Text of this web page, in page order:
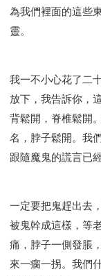
為我們裡面的這些
靈。
我一不小心花了二
放下，我告訴你，
背鬆開，脊椎鬆開
名，脖子鬆開。我
跟隨魔鬼的謊言已
一定要把鬼趕出去
被鬼幹成這樣，等
痛，脖子一側發脹
來一瘸一拐。我們